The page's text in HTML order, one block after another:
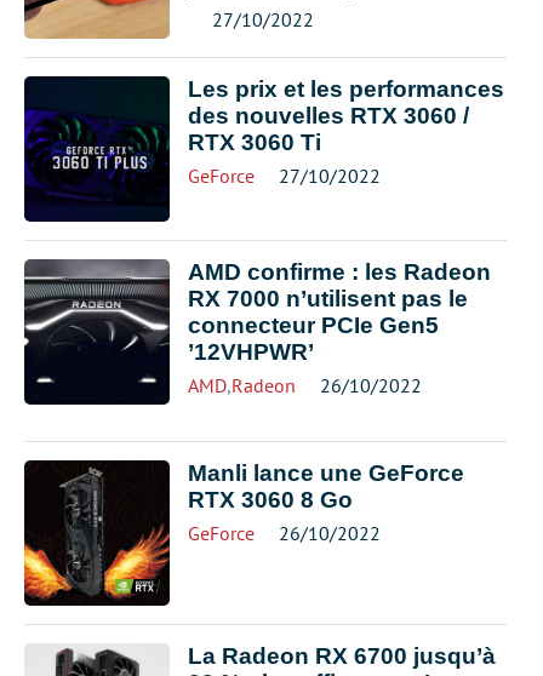
27/10/2022
Les prix et les performances
des nouvelles RTX 3060 /
RTX 3060 Ti
GeForce 27/10/2022
AMD confirme : les Radeon
RX 7000 n’utilisent pas le
connecteur PCIe Gen5
’12VHPWR’
AMD,Radeon 26/10/2022
Manli lance une GeForce
RTX 3060 8 Go
GeForce 26/10/2022
La Radeon RX 6700 jusqu’à